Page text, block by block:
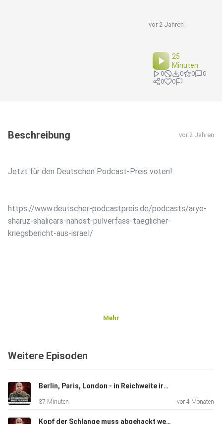
vor 2 Jahren
25
Minuten
0 0 0
0
0
0
Beschreibung vor 2 Jahren
Jetzt für den Deutschen Podcast-Preis voten!
https://www.deutscher-podcastpreis.de/podcasts/arye-
sharuz-shalicars-nahost-pulverfass-taeglicher-
kriegsbericht-aus-israel/
Mehr
Weitere Episoden
Berlin, Paris, London - in Reichweite iranischer Raketen.
37 Minuten vor 4 Monaten
Kopf der Schlange muss abgehackt werden!